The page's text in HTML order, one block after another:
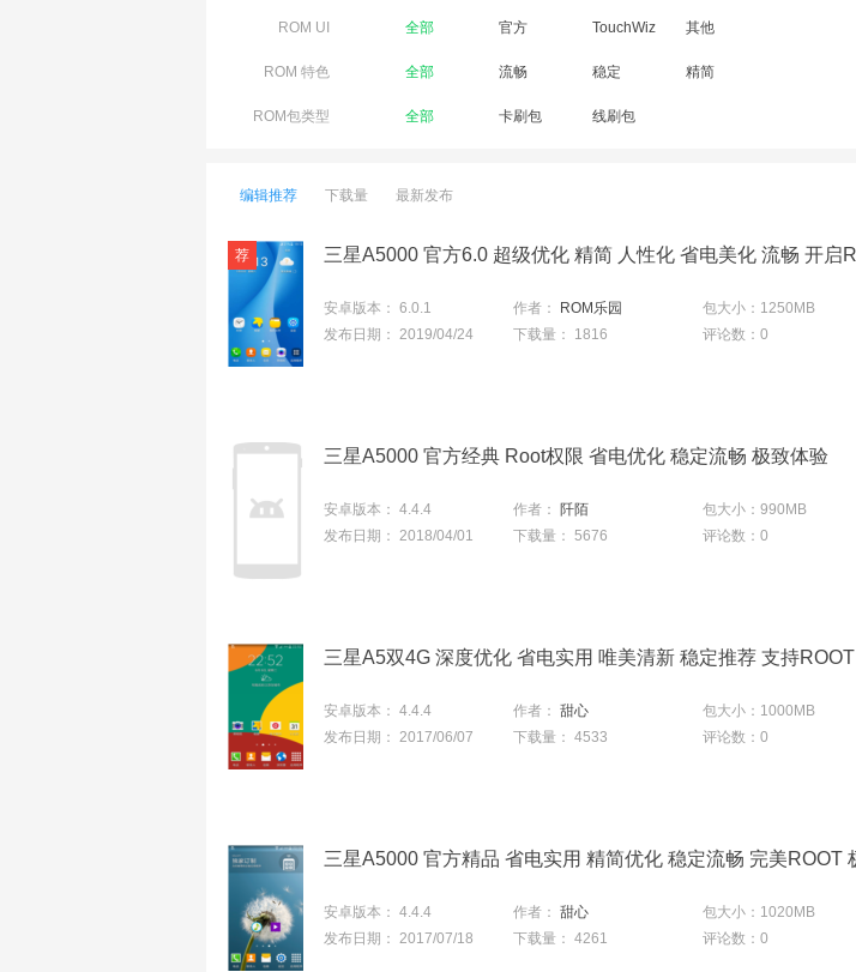
ROM UI 全部 官方 TouchWiz 其他
ROM 特色 全部 流畅 稳定 精简
ROM包类型 全部 卡刷包 线刷包
编辑推荐 下载量 最新发布
安卓版本： 6.0.1 作者： ROM乐园 包大小： 1250MB
发布日期： 2019/04/24 下载量： 1816 评论数： 0
三星A5000 官方经典 Root权限 省电优化 稳定流畅 极致体验
安卓版本： 4.4.4 作者： 阡陌 包大小： 990MB
发布日期： 2018/04/01 下载量： 5676 评论数： 0
三星A5双4G 深度优化 省电实用 唯美清新 稳定推荐 支持ROOT
安卓版本： 4.4.4 作者： 甜心 包大小： 1000MB
发布日期： 2017/06/07 下载量： 4533 评论数： 0
安卓版本： 4.4.4 作者： 甜心 包大小： 1020MB
发布日期： 2017/07/18 下载量： 4261 评论数： 0